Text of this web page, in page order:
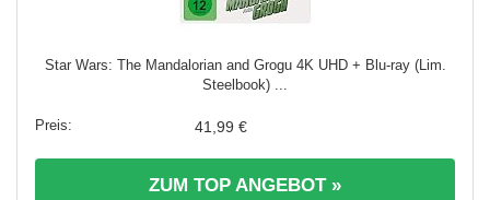
Star Wars: The Mandalorian and Grogu 4K UHD + Blu-ray (Lim.
Steelbook) ...
41,99 €
ZUM TOP ANGEBOT »